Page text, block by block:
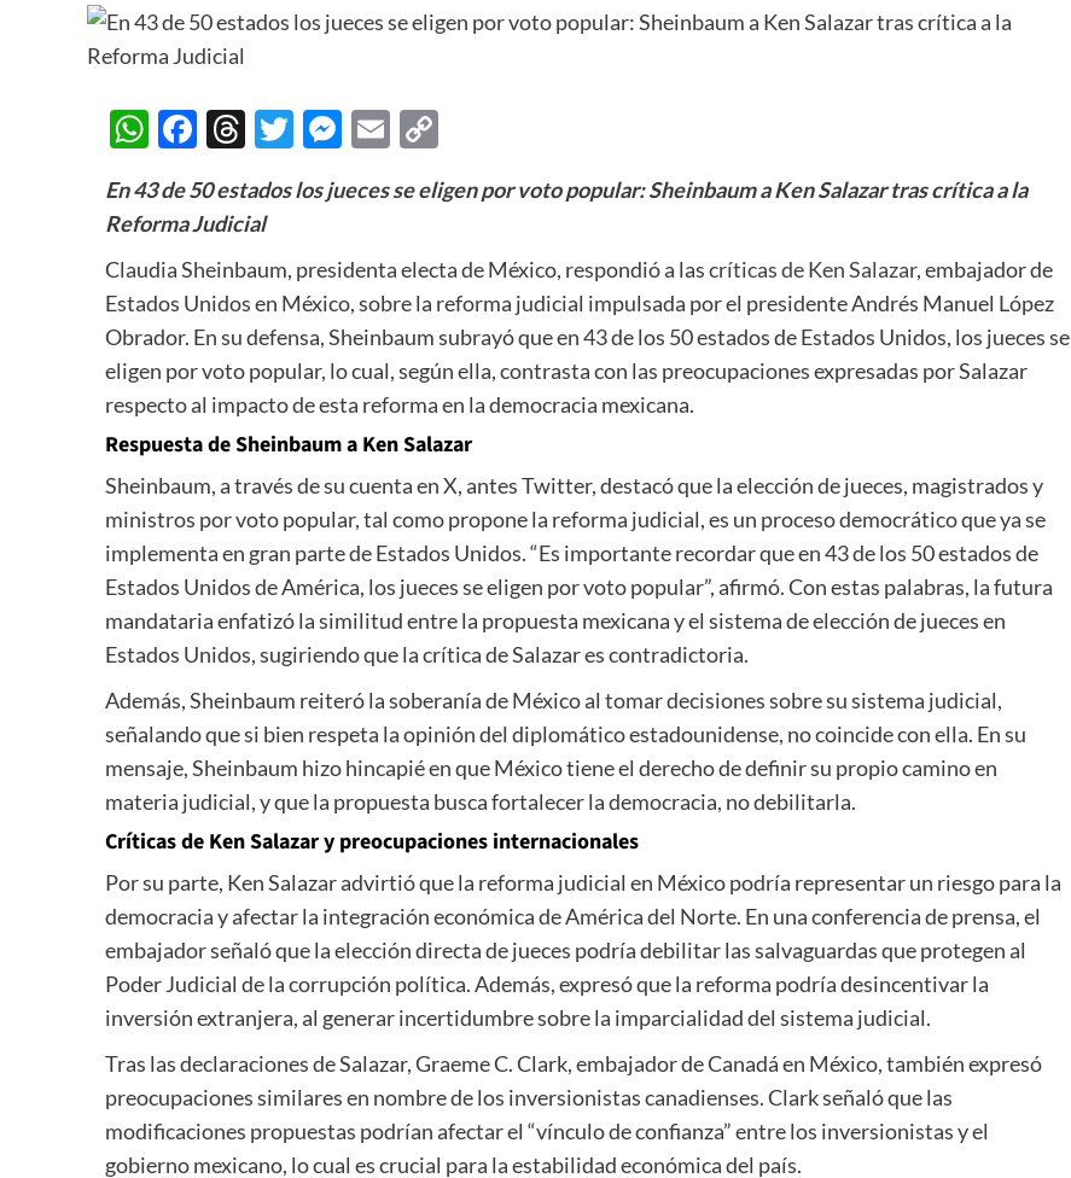
WhatsApp
Facebook
Threads
Twitter
Messenger
Email
En 43 de 50 estados los jueces se eligen por voto popular: Sheinbaum a Ken Salazar tras crítica a la
Reforma Judicial
Claudia Sheinbaum, presidenta electa de México, respondió a lascríticas de Ken Salazar, embajador de
Estados Unidos en México, sobre la reforma judicial impulsada por el presidente Andrés Manuel López
Obrador. En su defensa, Sheinbaum subrayó que en 43 de los 50 estados de Estados Unidos, los jueces se
eligen por voto popular, lo cual, según ella, contrasta con las preocupaciones expresadas por Salazar
respecto al impacto de esta reforma en la democracia mexicana.
Respuesta de Sheinbaum a Ken Salazar
Sheinbaum, a través de su cuenta en X, antes Twitter, destacó que la elección de jueces, magistrados y
ministros por voto popular, tal como propone la reforma judicial, es un proceso democrático que ya se
implementa en gran parte de Estados Unidos. “Es importante recordar que en 43 de los 50 estados de
Estados Unidos de América, los jueces se eligen por voto popular”, afirmó. Con estas palabras, la futura
mandataria enfatizó la similitud entre la propuesta mexicana y el sistema de elección de jueces en
Estados Unidos, sugiriendo que la crítica de Salazar es contradictoria.
Además, Sheinbaum reiteró la soberanía de México al tomar decisiones sobre su sistema judicial,
señalando que si bien respeta la opinión del diplomático estadounidense, no coincide con ella. En su
mensaje, Sheinbaum hizo hincapié en que México tiene el derecho de definir su propio camino en
materia judicial, y que la propuesta busca fortalecer la democracia, no debilitarla.
Críticas de Ken Salazar y preocupaciones internacionales
Por su parte, Ken Salazar advirtió que la reforma judicial en México podría representar un riesgo para la
democracia y afectar la integración económica de América del Norte. En una conferencia de prensa, el
embajador señaló que la elección directa de jueces podría debilitar las salvaguardas que protegen al
Poder Judicial de la corrupción política. Además, expresó que la reforma podría desincentivar la
inversión extranjera, al generar incertidumbre sobre la imparcialidad del sistema judicial.
Tras las declaraciones de Salazar, Graeme C. Clark, embajador de Canadá en México, también expresó
preocupaciones similares en nombre de los inversionistas canadienses. Clark señaló que las
modificaciones propuestas podrían afectar el “vínculo de confianza” entre los inversionistas y el
gobierno mexicano, lo cual es crucial para la estabilidad económica del país.